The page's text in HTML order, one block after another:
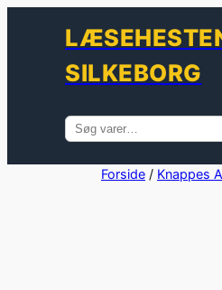
SILKEBORG
Søg
efter:
Forside / Knappes